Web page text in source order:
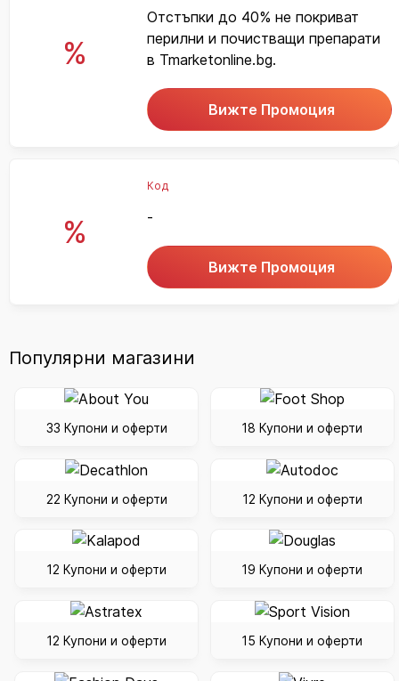
%
Отстъпки до 40% не покриват
перилни и почистващи препарати
в Tmarketonline.bg.
Вижте Промоция
%
Код
-
Вижте Промоция
Популярни магазини
33 Купони и оферти 18 Купони и оферти
22 Купони и оферти 12 Купони и оферти
12 Купони и оферти 19 Купони и оферти
12 Купони и оферти 15 Купони и оферти